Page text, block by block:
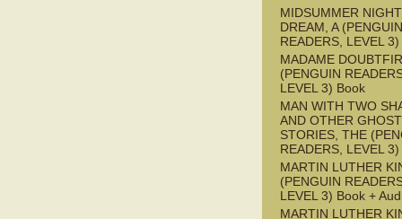
MIDSUMMER
DREAM, A (PENGUIN
READERS, LEVEL
MADAME
(PENGUIN
LEVEL 3) Book
MAN WITH TWO
AND OTHER GHOST
STORIES, THE
READERS, LEVEL
MARTIN LUTHER
(PENGUIN
LEVEL 3) Book +
MARTIN LUTHER